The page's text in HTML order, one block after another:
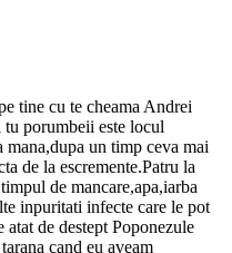
tine cu te cheama Andrei
porumbeii este locul
un timp ceva mai
de la escremente.Patru la
de mancare,apa,iarba
inpuritati infecte care le pot
de destept Poponezule
cand eu aveam